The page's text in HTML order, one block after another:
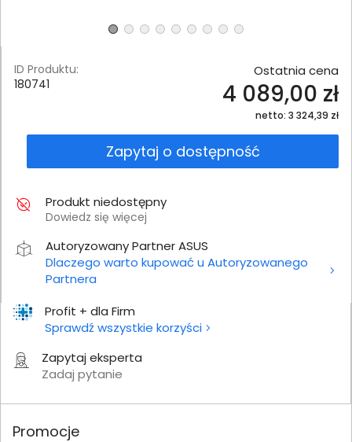
Profit + dla Firm
Sprawdź wszystkie korzyści
Zapytaj eksperta
Zadaj pytanie
ID Produktu:
180741
Ostatnia cena
4 089,00 zł
netto: 3 324,39 zł
Zapytaj o dostępność
Produkt niedostępny
Dowiedz się więcej
Autoryzowany Partner ASUS
Dlaczego warto kupować u Autoryzowanego
Partnera
Promocje